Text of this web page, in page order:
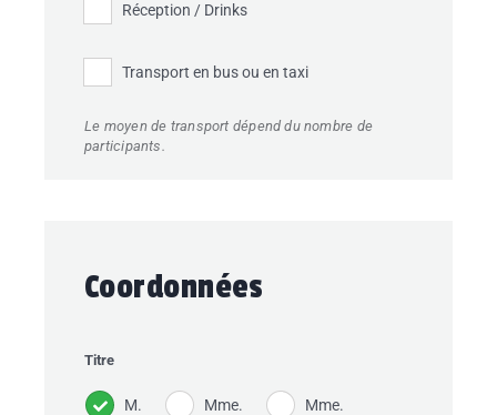
Réception / Drinks
Transport en bus ou en taxi
Le moyen de transport dépend du nombre de
participants.
Coordonnées
Titre
M. Mme. Mme.